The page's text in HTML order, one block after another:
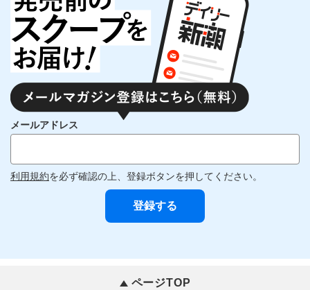
メールアドレス
利用規約を必ず確認の上、登録ボタンを押してください。
ページTOP